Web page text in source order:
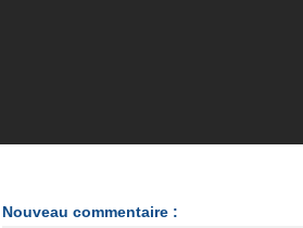
Nouveau commentaire :